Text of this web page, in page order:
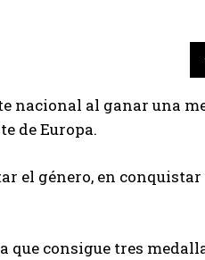
nacional al ganar una
de Europa.
el género, en conquistar
consigue tres